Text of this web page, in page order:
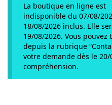
La boutique en ligne est
indisponible du 07/08/
18/08/2026 inclus. Elle
19/08/2026. Vous
depuis la rubrique
votre demande dès le
compréhension.